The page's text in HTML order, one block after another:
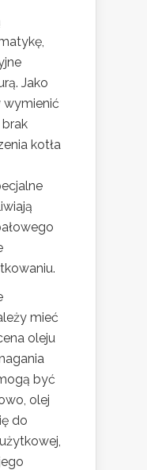
Jako
wymienić
brak
kotła
mieć
oleju
być
olej
do